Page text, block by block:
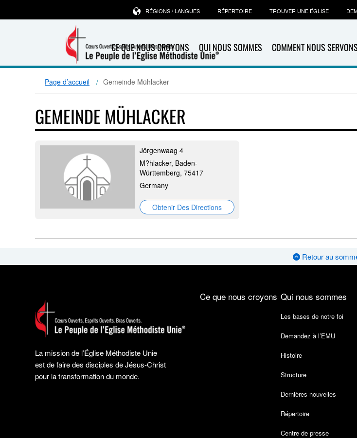
CE QUE NOUS CROYONS QUI NOUS SOMMES COMMENT NOUS SERVONS
RÉGIONS / LANGUES RÉPERTOIRE TROUVER UNE ÉGLISE
Page d’accueil Gemeinde Mühlacker
GEMEINDE MÜHLACKER
Jörgenwaag 4
M?hlacker, Baden-
Württemberg, 75417
Germany
Obtenir Des Directions
Retour au
La mission de l’Église Méthodiste Unie
est de faire des disciples de Jésus-Christ
pour la transformation du monde.
Ce que nous croyons Qui nous sommes
Les bases de notre foi
Demandez à l’EMU
Histoire
Structure
Dernières nouvelles
Répertoire
Centre de presse